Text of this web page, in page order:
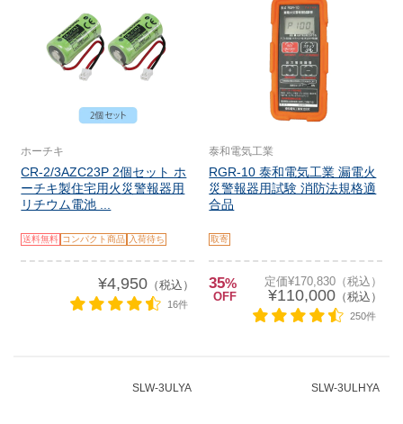
ホーチキ
CR-2/3AZC23P 2個セット ホ
ーチキ製住宅用火災警報器用
リチウム電池 ...
送料無料 コンパクト商品 入荷待ち
¥4,950（税込）
16件
泰和電気工業
RGR-10 泰和電気工業 漏電火
災警報器用試験 消防法規格適
合品
取寄
35%
OFF
定価¥170,830（税込）
¥110,000（税込）
250件
SLW-3ULYA SLW-3ULHYA